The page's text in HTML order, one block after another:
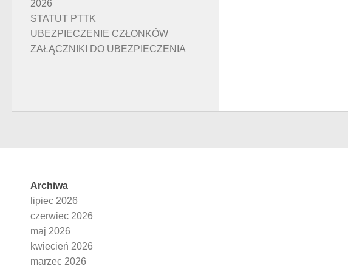
2026
STATUT PTTK
UBEZPIECZENIE CZŁONKÓW
ZAŁĄCZNIKI DO UBEZPIECZENIA
Archiwa
lipiec 2026
czerwiec 2026
maj 2026
kwiecień 2026
marzec 2026